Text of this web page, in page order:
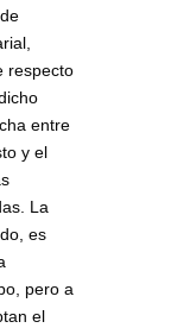
respecto
entre
y el
La
es
pero a
el